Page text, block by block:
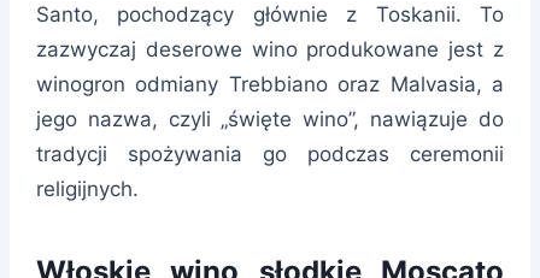
Santo, pochodzący głównie z Toskanii. To
zazwyczaj deserowe wino produkowane jest z
winogron odmiany Trebbiano oraz Malvasia, a
jego nazwa, czyli „święte wino”, nawiązuje do
tradycji spożywania go podczas ceremonii
religijnych.
Włoskie wino słodkie Moscato